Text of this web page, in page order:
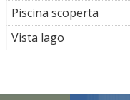
Piscina scoperta
Vista lago